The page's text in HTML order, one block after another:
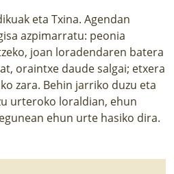
eta Txina. Agendan
azpimarratu: peonia
joan loradendaren batera
oraintxe daude salgai; etxera
zara. Behin jarriko duzu eta
urteroko loraldian, ehun
ehun urte hasiko dira.